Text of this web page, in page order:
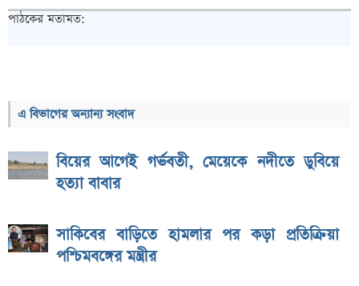
পাঠকের মতামত:
এ বিভাগের অন্যান্য সংবাদ
বিয়ের আগেই গর্ভবতী, মেয়েকে নদীতে ডুবিয়ে
হত্যা বাবার
সাকিবের বাড়িতে হামলার পর কড়া প্রতিক্রিয়া
পশ্চিমবঙ্গের মন্ত্রীর